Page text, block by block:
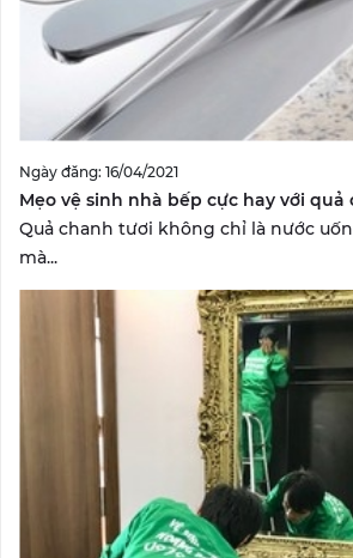
Ngày đăng: 16/04/2021
Mẹo vệ sinh nhà bếp cực hay với quả
Quả chanh tươi không chỉ là nước
mà...